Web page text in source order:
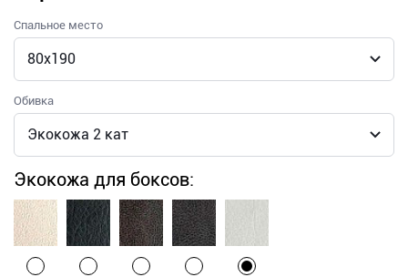
Спальное место
Обивка
Экокожа для боксов: